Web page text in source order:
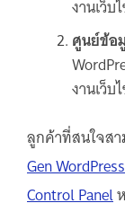
งานเว็
ศูนย์ข้อ
งานเว็
ลูกค้าที่สนใจสา
Gen
Control Panel